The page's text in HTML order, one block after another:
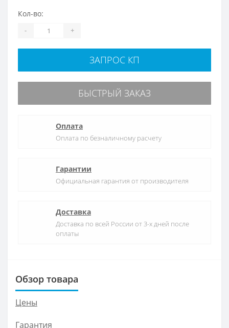
Кол-во:
- +
ЗАПРОС КП
БЫСТРЫЙ ЗАКАЗ
Оплата
Оплата по безналичному расчету
Гарантии
Официальная гарантия от производителя
Доставка
Доставка по всей России от 3-х дней после
оплаты
Обзор товара
Цены
Гарантия